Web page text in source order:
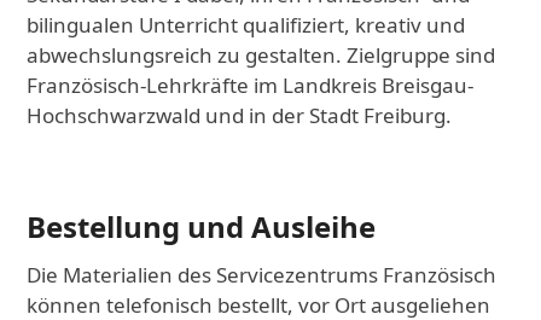
bilingualen Unterricht qualifiziert, kreativ und
abwechslungsreich zu gestalten. Zielgruppe sind
Französisch-Lehrkräfte im Landkreis Breisgau-
Hochschwarzwald und in der Stadt Freiburg.
Bestellung und Ausleihe
Die Materialien des Servicezentrums Französisch
können telefonisch bestellt, vor Ort ausgeliehen